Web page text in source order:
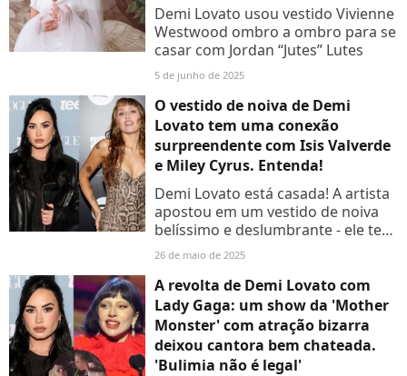
Demi Lovato usou vestido Vivienne
Westwood ombro a ombro para se
casar com Jordan “Jutes” Lutes
5 de junho de 2025
O vestido de noiva de Demi
Lovato tem uma conexão
surpreendente com Isis Valverde
e Miley Cyrus. Entenda!
Demi Lovato está casada! A artista
apostou em um vestido de noiva
belíssimo e deslumbrante - ele tem
uma conexão surpreendente com
Miley Cyrus e Isis Valverde.
Entenda mais detalhes...
26 de maio de 2025
A revolta de Demi Lovato com
Lady Gaga: um show da 'Mother
Monster' com atração bizarra
deixou cantora bem chateada.
'Bulimia não é legal'